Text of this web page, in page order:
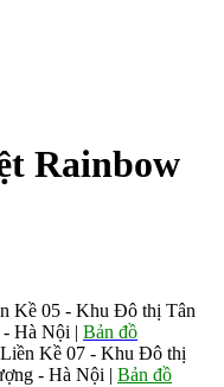
Rainbow
Kề 05 - Khu Đô thị Tân
Hà Nội | Bản đồ
Kề 07 - Khu Đô thị
- Hà Nội | Bản đồ